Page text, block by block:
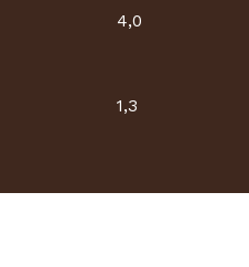
4,0
1,3